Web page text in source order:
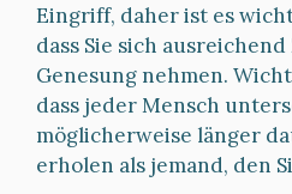
Eingriff, daher ist es
dass Sie sich
Genesung nehmen.
dass jeder Mensch
möglicherweise länger
erholen als jemand, den